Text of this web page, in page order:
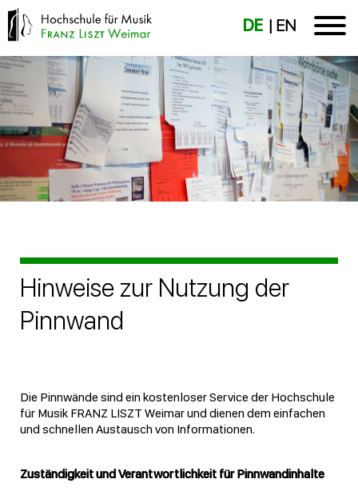
DE EN
Hinweise zur Nutzung der
Pinnwand
Die Pinnwände sind ein kostenloser Service der Hochschule
für Musik FRANZ LISZT Weimar und dienen dem einfachen
und schnellen Austausch von Informationen.
Zuständigkeit und Verantwortlichkeit für Pinnwandinhalte